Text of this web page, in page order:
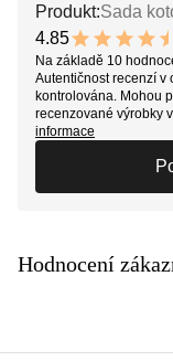
Produkt:Sada
4.85
9.7 out of 10 stars
Na základě 10
Autentičnost recenzí
kontrolována. Mohou
recenzované výrobky
informace
Hodnocení